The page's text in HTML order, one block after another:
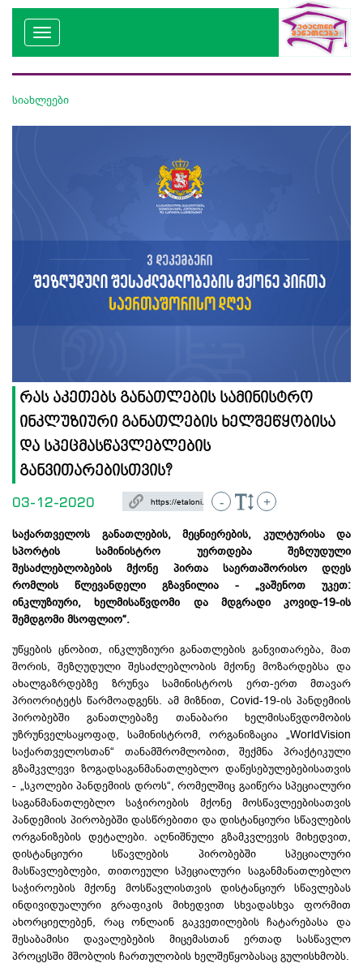
სიახლეები
რას აკეთებს განათლების სამინისტრო
ინკლუზიური განათლების ხელშეწყობისა
და სპეცმასწავლებლების
განვითარებისთვის?
03-12-2020 - +
საქართველოს განათლების, მეცნიერების, კულტურისა და
სპორტის სამინისტრო უერთდება შეზღუდული
შესაძლებლობების მქონე პირთა საერთაშორისო დღეს
რომლის წლევანდელი გზავნილია - „ვაშენოთ უკეთ:
ინკლუზიური, ხელმისაწვდომი და მდგრადი კოვიდ-19-ის
შემდგომი მსოფლიო“.
უწყების ცნობით, ინკლუზიური განათლების განვითარება, მათ
შორის, შეზღუდული შესაძლებლობის მქონე მოზარდებსა და
ახალგაზრდებზე ზრუნვა სამინისტროს ერთ-ერთ მთავარ
პრიორიტეტს წარმოადგენს. ამ მიზნით, Covid-19-ის პანდემიის
პირობებში განათლებაზე თანაბარი ხელმისაწვდომობის
უზრუნველსაყოფად, სამინისტრომ, ორგანიზაცია „WorldVision
საქართველოსთან“ თანამშრომლობით, შექმნა პრაქტიკული
გზამკვლევი ზოგადსაგანმანათლებლო დაწესებულებებისათვის
- „სკოლები პანდემიის დროს“, რომელშიც გაიწერა სპეციალური
საგანმანათლებლო საჭიროების მქონე მოსწავლეებისათვის
პანდემიის პირობებში დასწრებითი და დისტანციური სწავლების
ორგანიზების დეტალები. აღნიშნული გზამკვლევის მიხედვით,
დისტანციური სწავლების პირობებში სპეციალური
მასწავლებლები, თითოეული სპეციალური საგანმანათლებლო
საჭიროების მქონე მოსწავლისთვის დისტანციურ სწავლებას
ინდივიდუალური გრაფიკის მიხედვით სხვადასხვა ფორმით
ახორციელებენ, რაც ონლაინ გაკვეთილების ჩატარებასა და
შესაბამისი დავალებების მიცემასთან ერთად სასწავლო
პროცესში მშობლის ჩართულობის ხელშეწყობასაც გულისხმობს.